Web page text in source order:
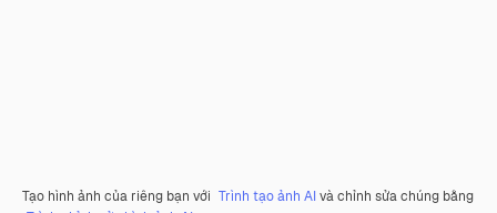
Tạo hình ảnh của riêng bạn với Trình tạo ảnh AIvà chỉnh sửa chúng bằng